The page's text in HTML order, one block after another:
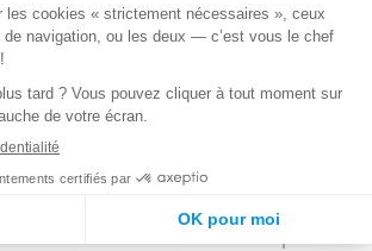
davantage sur un marché de la
robustesse qui sont au cœur des
digitaux, print et terrain.
d’avenir pour la
repensée, MOOV&COOK
n’est pas qu’esthétique : elle
le domaine de la cuisine temporaire.